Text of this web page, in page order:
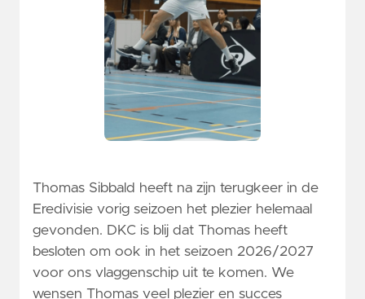
Thomas Sibbald heeft na zijn terugkeer in de
Eredivisie vorig seizoen het plezier helemaal
gevonden. DKC is blij dat Thomas heeft
besloten om ook in het seizoen 2026/2027
voor ons vlaggenschip uit te komen. We
wensen Thomas veel plezier en succes